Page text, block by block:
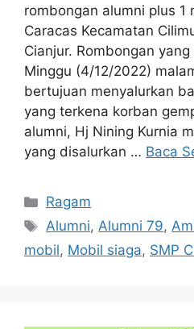
rombongan alumni plus 1
Caracas Kecamatan
Cianjur. Rombongan
Minggu (4/12/2022)
bertujuan menyalurkan
yang terkena korban
alumni, Hj Nining Kurnia
yang disalurkan … Baca
Kategori
Ragam
Tag
Alumni,Alumni 79,
mobil, Mobil siaga, SMP